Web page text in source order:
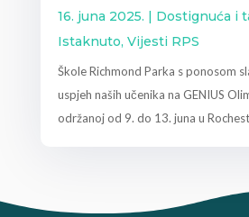
16. juna 2025. | Dostignuća i
Istaknuto, Vijesti RPS
Škole Richmond Parka s ponosom
uspjeh naših učenika na GENIUS
održanoj od 9. do 13. juna u